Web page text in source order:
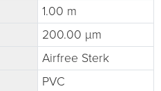
1.00 m
200.00 µm
Airfree Sterk
PVC